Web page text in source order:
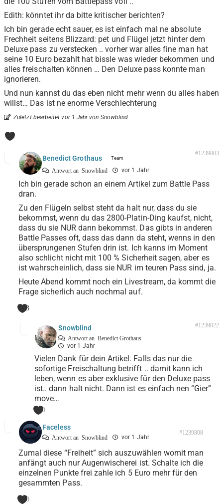
Edith: könntet ihr da bitte kritischer berichten?
Ich bin gerade echt sauer, es ist einfach mal ne absolute
Frechheit seitens Blizzard: pet und Flügel jetzt hinter dem
Deluxe pass zu verstecken .. vorher war alles fine man hat
seine 10 Euro bezahlt hat bissle was wieder bekommen und
alles freischalten können … Den Deluxe pass konnte man
ignorieren.
Und nun kannst du das eben nicht mehr wenn du alles haben
willst… Das ist ne enorme Verschlechterung
Zuletzt bearbeitet vor 1 Jahr von Snowblind
1
Benedict Grothaus
Antwort an Snowblind vor 1 Jahr
#1239803
Ich bin gerade schon an einem Artikel zum Battle Pass
dran.
Zu den Flügeln selbst steht da halt nur, dass du sie
bekommst, wenn du das 2800-Platin-Ding kaufst, nicht,
dass du sie NUR dann bekommst. Das gibts in anderen
Battle Passes oft, dass das dann da steht, wenns in den
übersprungenen Stufen drin ist. Ich kanns im Moment
also schlicht nicht mit 100 % Sicherheit sagen, aber es
ist wahrscheinlich, dass sie NUR im teuren Pass sind, ja.
Heute Abend kommt noch ein Livestream, da kommt die
Frage sicherlich auch nochmal auf.
3
Snowblind
Antwort an Benedict Grothaus
vor 1 Jahr
#1239822
Vielen Dank für dein Artikel. Falls das nur die
sofortige Freischaltung betrifft .. damit kann ich
leben, wenn es aber exklusive für den Deluxe pass
ist.. dann halt nicht. Dann ist es einfach nen “Gier”
move…
0
Faceless
Antwort an Snowblind vor 1 Jahr
#1239808
Zumal diese “Freiheit” sich auszuwählen womit man
anfängt auch nur Augenwischerei ist. Schalte ich die
einzelnen Punkte frei zahle ich 5 Euro mehr für den
gesammten Pass.
0